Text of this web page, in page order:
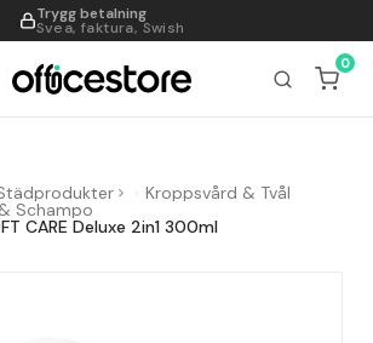
Trygg betalning
Svea, faktura, Swish
995
0
Kroppsvård & Tvål
Schampo
CARE Deluxe 2in1 300ml